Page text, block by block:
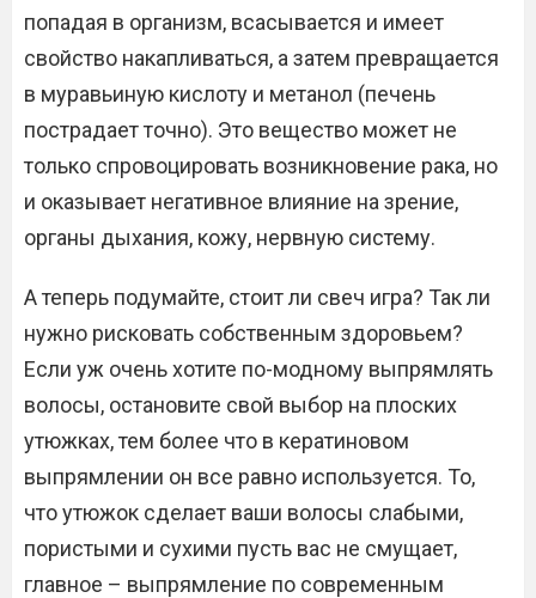
попадая в организм, всасывается и имеет
свойство накапливаться, а затем превращается
в муравьиную кислоту и метанол (печень
пострадает точно). Это вещество может не
только спровоцировать возникновение рака, но
и оказывает негативное влияние на зрение,
органы дыхания, кожу, нервную систему.
А теперь подумайте, стоит ли свеч игра? Так ли
нужно рисковать собственным здоровьем?
Если уж очень хотите по-модному выпрямлять
волосы, остановите свой выбор на плоских
утюжках, тем более что в кератиновом
выпрямлении он все равно используется. То,
что утюжок сделает ваши волосы слабыми,
пористыми и сухими пусть вас не смущает,
главное – выпрямление по современным